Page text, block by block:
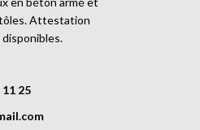
Attestation
11 25